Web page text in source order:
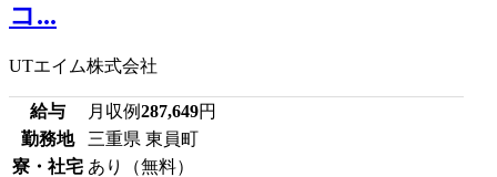
コ...
UTエイム株式会社
給与 月収例287,649円
勤務地
三重県 東員町
寮・社宅 あり（無料）